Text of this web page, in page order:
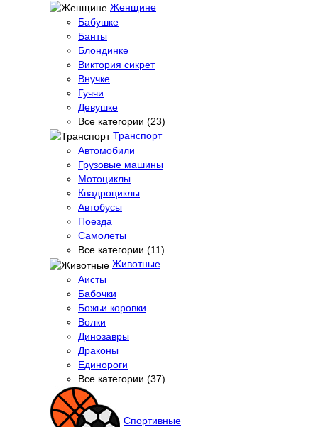
Женщине
Бабушке
Банты
Блондинке
Виктория сикрет
Внучке
Гуччи
Девушке
Все категории (23)
Транспорт
Автомобили
Грузовые машины
Мотоциклы
Квадроциклы
Автобусы
Поезда
Самолеты
Все категории (11)
Животные
Аисты
Бабочки
Божьи коровки
Волки
Динозавры
Драконы
Единороги
Все категории (37)
Спортивные